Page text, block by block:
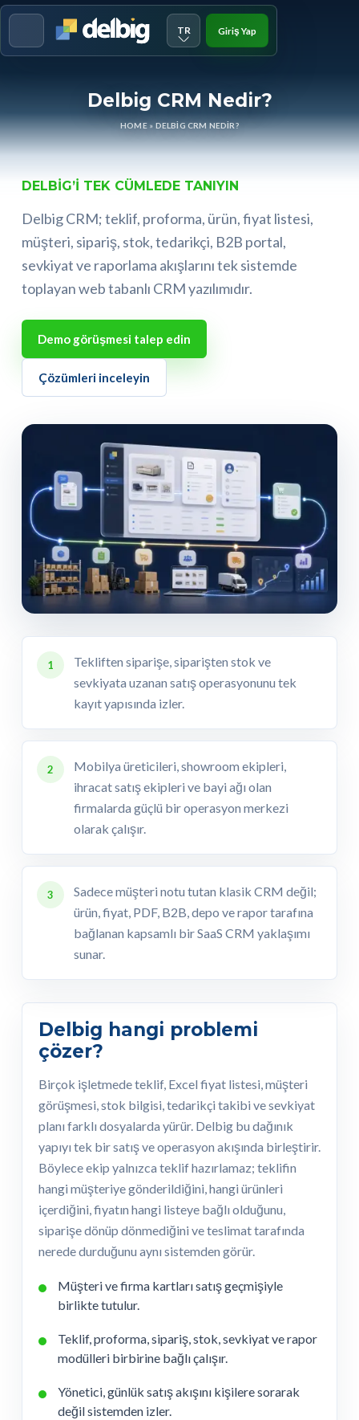
TR Giriş Yap
Delbig CRM Nedir?
HOME» DELBIG CRM NEDIR?
DELBIG’I TEK CÜMLEDE TANIYIN
Delbig CRM; teklif, proforma, ürün, fiyat listesi,
müşteri, sipariş, stok, tedarikçi, B2B portal,
sevkiyat ve raporlama akışlarını tek sistemde
toplayan web tabanlı CRM yazılımıdır.
Demo görüşmesi talep edin
Çözümleri inceleyin
1
Tekliften siparişe, siparişten stok ve
sevkiyata uzanan satış operasyonunu tek
kayıt yapısında izler.
2
Mobilya üreticileri, showroom ekipleri,
ihracat satış ekipleri ve bayi ağı olan
firmalarda güçlü bir operasyon merkezi
olarak çalışır.
3
Sadece müşteri notu tutan klasik CRM değil;
ürün, fiyat, PDF, B2B, depo ve rapor tarafına
bağlanan kapsamlı bir SaaS CRM yaklaşımı
sunar.
Delbig hangi problemi
çözer?
Birçok işletmede teklif, Excel fiyat listesi, müşteri
görüşmesi, stok bilgisi, tedarikçi takibi ve sevkiyat
planı farklı dosyalarda yürür. Delbig bu dağınık
yapıyı tek bir satış ve operasyon akışında birleştirir.
Böylece ekip yalnızca teklif hazırlamaz; teklifin
hangi müşteriye gönderildiğini, hangi ürünleri
içerdiğini, fiyatın hangi listeye bağlı olduğunu,
siparişe dönüp dönmediğini ve teslimat tarafında
nerede durduğunu aynı sistemden görür.
Müşteri ve firma kartları satış geçmişiyle
birlikte tutulur.
Teklif, proforma, sipariş, stok, sevkiyat ve rapor
modülleri birbirine bağlı çalışır.
Yönetici, günlük satış akışını kişilere sorarak
değil sistemden izler.